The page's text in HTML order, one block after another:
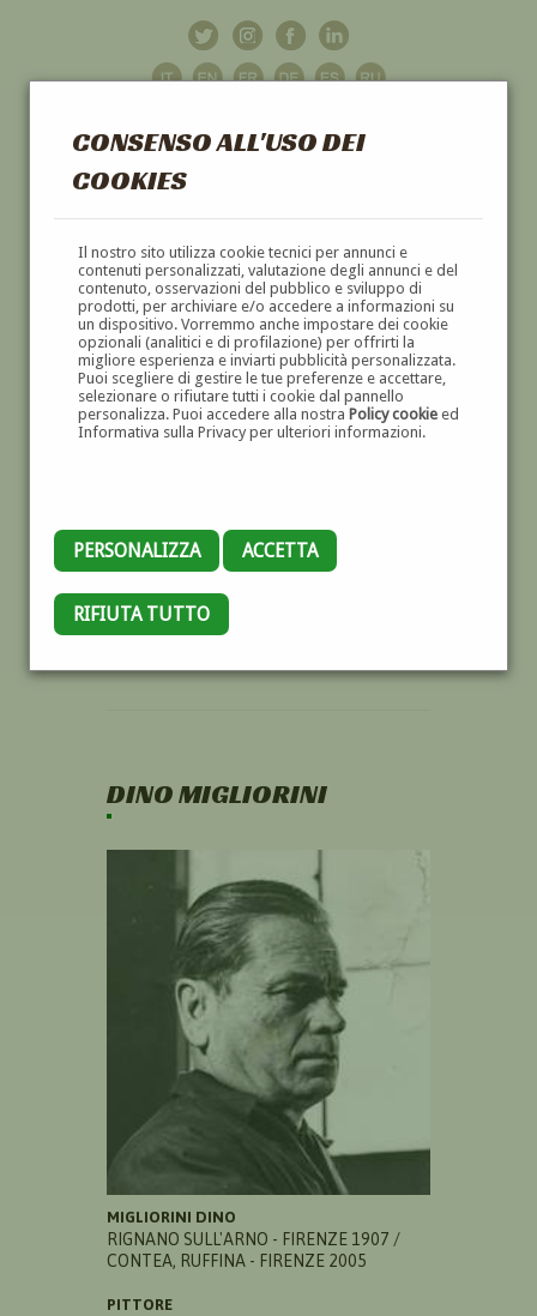
CONSENSO ALL'USO DEI
COOKIES
Il nostro sito utilizza cookie tecnici per annunci e
contenuti personalizzati, valutazione degli annunci e del
contenuto, osservazioni del pubblico e sviluppo di
prodotti, per archiviare e/o accedere a informazioni su
un dispositivo. Vorremmo anche impostare dei cookie
opzionali (analitici e di profilazione) per offrirti la
migliore esperienza e inviarti pubblicità personalizzata.
Puoi scegliere di gestire le tue preferenze e accettare,
selezionare o rifiutare tutti i cookie dal pannello
personalizza. Puoi accedere alla nostra Policy cookieed
Informativa sulla Privacy per ulteriori informazioni.
PERSONALIZZA ACCETTA
RIFIUTA TUTTO
GALLERIAD'ARTE
DIPINTI E SCULTURE '800 E '900
DINO MIGLIORINI
MIGLIORINI DINO
RIGNANO SULL'ARNO - FIRENZE 1907 /
CONTEA, RUFFINA - FIRENZE 2005
PITTORE